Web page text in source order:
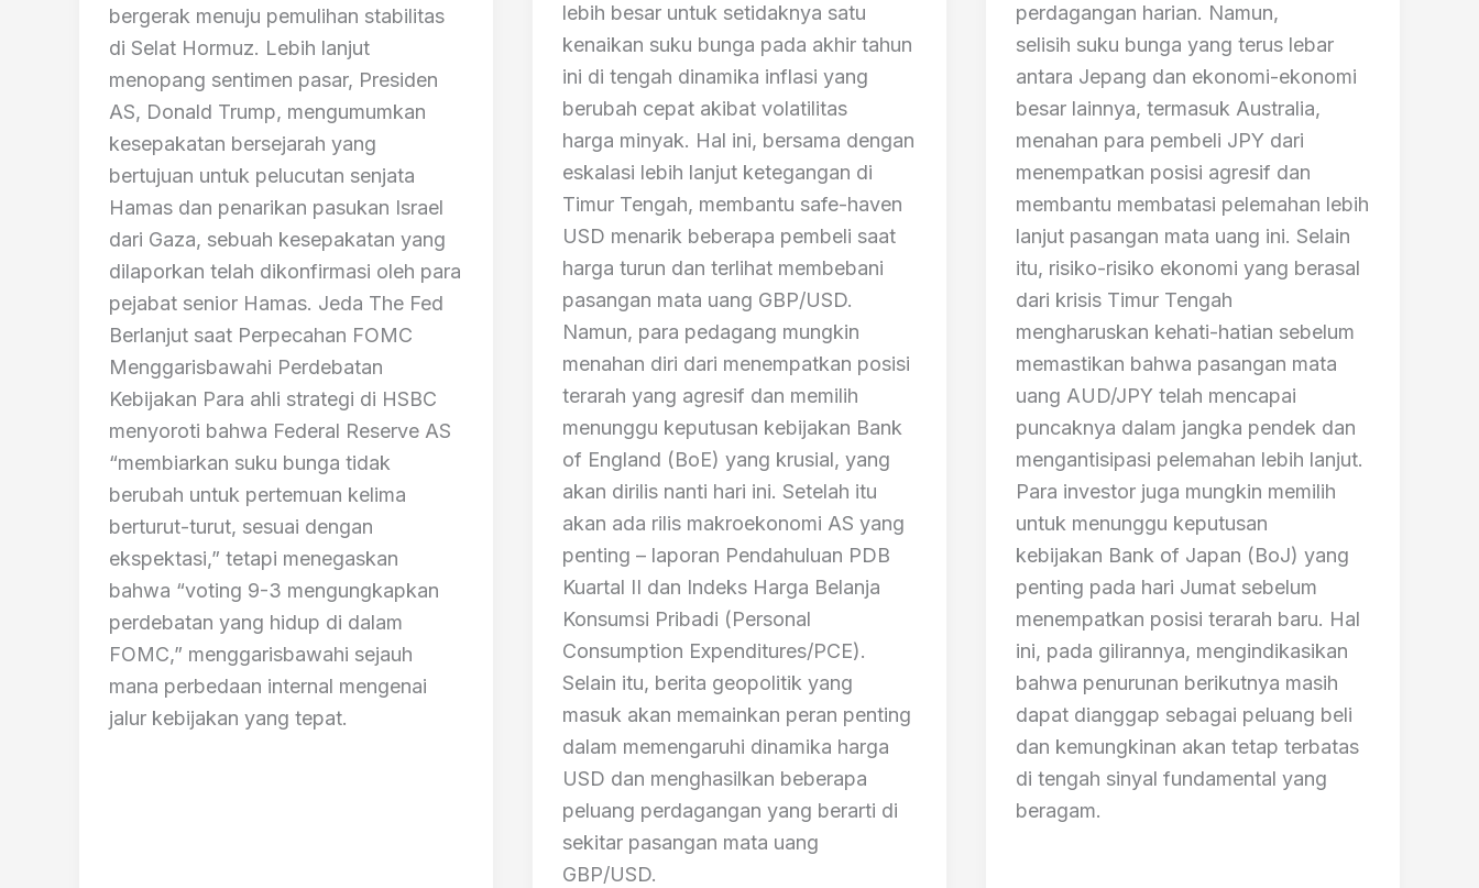
bergerak menuju pemulihan stabilitas
di Selat Hormuz. Lebih lanjut
menopang sentimen pasar, Presiden
AS, Donald Trump, mengumumkan
kesepakatan bersejarah yang
bertujuan untuk pelucutan senjata
Hamas dan penarikan pasukan Israel
dari Gaza, sebuah kesepakatan yang
dilaporkan telah dikonfirmasi oleh para
pejabat senior Hamas. Jeda The Fed
Berlanjut saat Perpecahan FOMC
Menggarisbawahi Perdebatan
Kebijakan Para ahli strategi di HSBC
menyoroti bahwa Federal Reserve AS
“membiarkan suku bunga tidak
berubah untuk pertemuan kelima
berturut-turut, sesuai dengan
ekspektasi,” tetapi menegaskan
bahwa “voting 9-3 mengungkapkan
perdebatan yang hidup di dalam
FOMC,” menggarisbawahi sejauh
mana perbedaan internal mengenai
jalur kebijakan yang tepat.
lebih besar untuk setidaknya satu
kenaikan suku bunga pada akhir tahun
ini di tengah dinamika inflasi yang
berubah cepat akibat volatilitas
harga minyak. Hal ini, bersama dengan
eskalasi lebih lanjut ketegangan di
Timur Tengah, membantu safe-haven
USD menarik beberapa pembeli saat
harga turun dan terlihat membebani
pasangan mata uang GBP/USD.
Namun, para pedagang mungkin
menahan diri dari menempatkan posisi
terarah yang agresif dan memilih
menunggu keputusan kebijakan Bank
of England (BoE) yang krusial, yang
akan dirilis nanti hari ini. Setelah itu
akan ada rilis makroekonomi AS yang
penting – laporan Pendahuluan PDB
Kuartal II dan Indeks Harga Belanja
Konsumsi Pribadi (Personal
Consumption Expenditures/PCE).
Selain itu, berita geopolitik yang
masuk akan memainkan peran penting
dalam memengaruhi dinamika harga
USD dan menghasilkan beberapa
peluang perdagangan yang berarti di
sekitar pasangan mata uang
GBP/USD.
perdagangan harian. Namun,
selisih suku bunga yang terus lebar
antara Jepang dan ekonomi-ekonomi
besar lainnya, termasuk Australia,
menahan para pembeli JPY dari
menempatkan posisi agresif dan
membantu membatasi pelemahan lebih
lanjut pasangan mata uang ini. Selain
itu, risiko-risiko ekonomi yang berasal
dari krisis Timur Tengah
mengharuskan kehati-hatian sebelum
memastikan bahwa pasangan mata
uang AUD/JPY telah mencapai
puncaknya dalam jangka pendek dan
mengantisipasi pelemahan lebih lanjut.
Para investor juga mungkin memilih
untuk menunggu keputusan
kebijakan Bank of Japan (BoJ) yang
penting pada hari Jumat sebelum
menempatkan posisi terarah baru. Hal
ini, pada gilirannya, mengindikasikan
bahwa penurunan berikutnya masih
dapat dianggap sebagai peluang beli
dan kemungkinan akan tetap terbatas
di tengah sinyal fundamental yang
beragam.